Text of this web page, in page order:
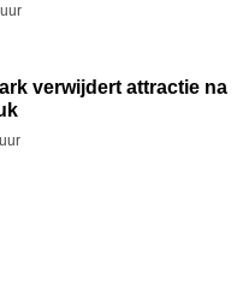
verwijdert attractie na